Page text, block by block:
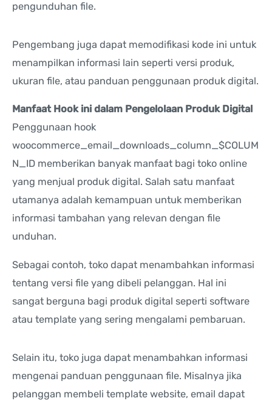
pengunduhan file.
Pengembang juga dapat memodifikasi kode ini untuk
menampilkan informasi lain seperti versi produk,
ukuran file, atau panduan penggunaan produk digital.
Manfaat Hook ini dalam Pengelolaan Produk Digital
Penggunaan hook
woocommerce_email_downloads_column_$COLUM
N_ID memberikan banyak manfaat bagi toko online
yang menjual produk digital. Salah satu manfaat
utamanya adalah kemampuan untuk memberikan
informasi tambahan yang relevan dengan file
unduhan.
Sebagai contoh, toko dapat menambahkan informasi
tentang versi file yang dibeli pelanggan. Hal ini
sangat berguna bagi produk digital seperti software
atau template yang sering mengalami pembaruan.
Selain itu, toko juga dapat menambahkan informasi
mengenai panduan penggunaan file. Misalnya jika
pelanggan membeli template website, email dapat